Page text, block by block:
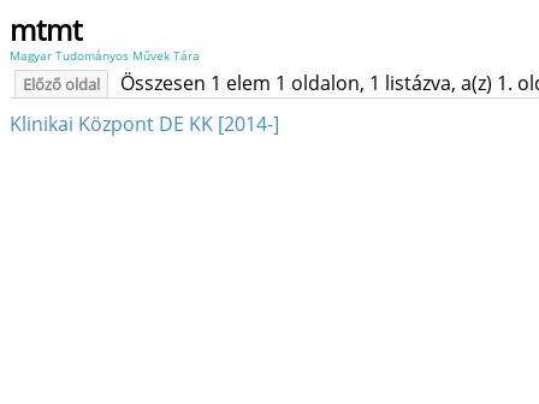
mtmt
Magyar Tudományos Művek Tára
Előző oldal
Összesen 1 elem 1 oldalon, 1 listázva, a(z) 1.
Klinikai Központ DE KK [2014-]